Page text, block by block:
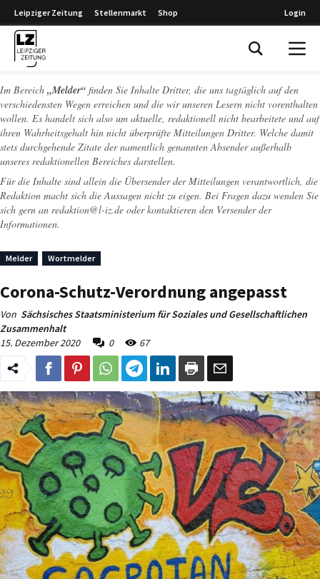
Leipziger Zeitung Stellenmarkt Shop Login
Im Bereich „Melder“ finden Sie Inhalte Dritter, die uns tagtäglich auf den
verschiedensten Wegen erreichen und die wir unseren Lesern nicht vorenthalten
wollen. Es handelt sich also um aktuelle, redaktionell nicht bearbeitete und auf
ihren Wahrheitsgehalt hin nicht überprüfte Mitteilungen Dritter. Welche damit
stets durchgehende Zitate der namentlich genannten Absender außerhalb
unseres redaktionellen Bereiches darstellen.
Für die Inhalte sind allein die Übersender der Mitteilungen verantwortlich, die
Redaktion macht sich die Aussagen nicht zu eigen. Bei Fragen dazu wenden Sie
sich gern an redaktion@l-iz.de oder kontaktieren den Versender der
Informationen.
Melder Wortmelder
Corona-Schutz-Verordnung angepasst
Von Sächsisches Staatsministerium für Soziales und Gesellschaftlichen
Zusammenhalt
15. Dezember 2020
0 67